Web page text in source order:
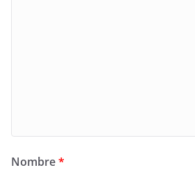
Nombre*